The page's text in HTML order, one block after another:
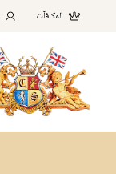
المكافآت